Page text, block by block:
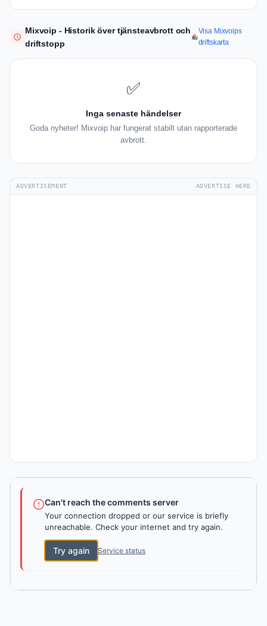
Mixvoip - Historik över tjänsteavbrott och
driftstopp
Visa Mixvoips
driftskarta
✅
Inga senaste händelser
Goda nyheter! Mixvoip har fungerat stabilt utan rapporterade
avbrott.
ADVERTISEMENT ADVERTISE HERE
Can't reach the comments server
Your connection dropped or our service is briefly
unreachable. Check your internet and try again.
Try again Service status